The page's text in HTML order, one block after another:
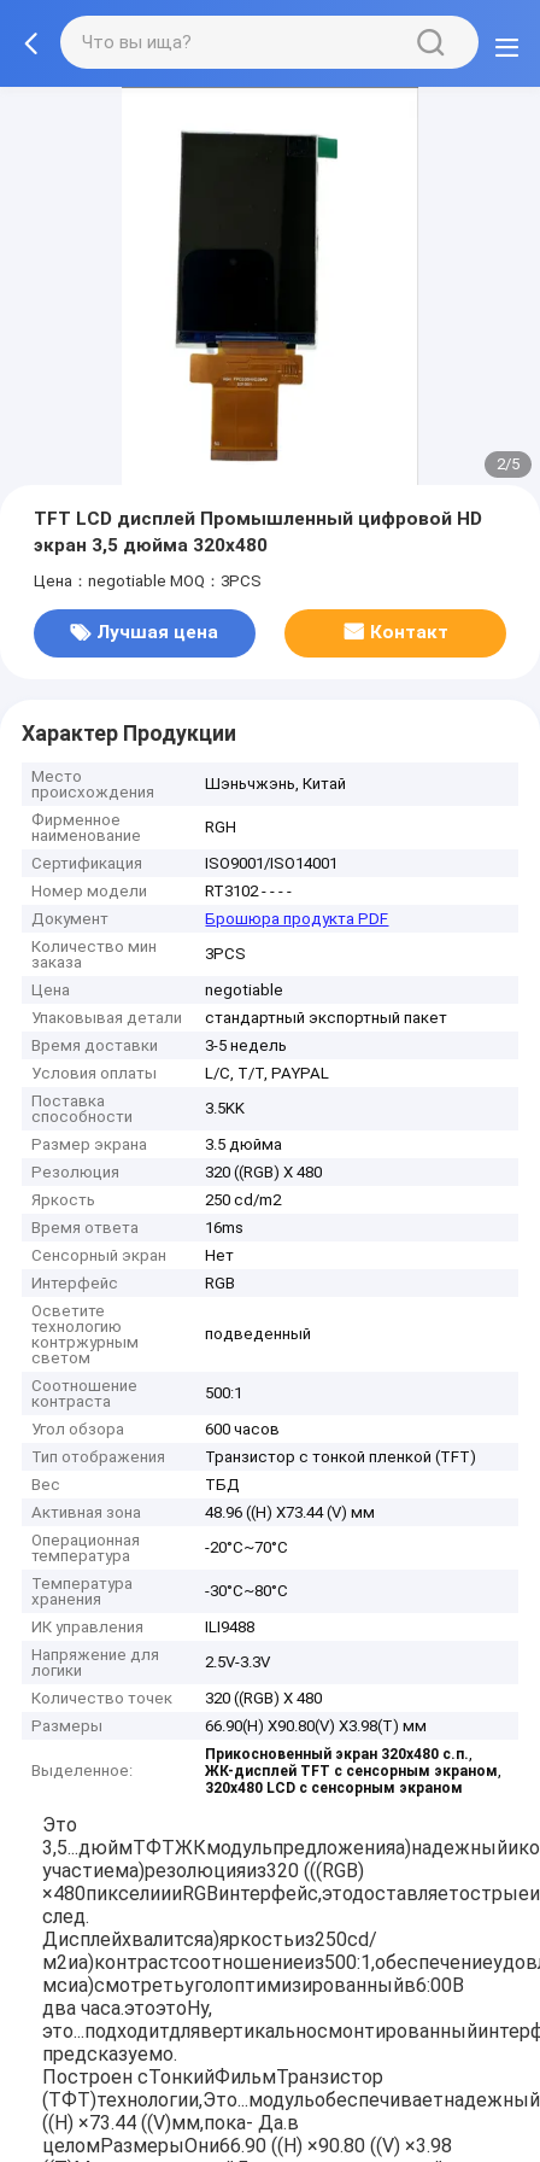
2/5
TFT LCD дисплей Промышленный цифровой HD
экран 3,5 дюйма 320x480
Цена：negotiable MOQ：3PCS
Лучшая цена Контакт
Характер Продукции
Место
происхождения
Шэньчжэнь, Китай
Фирменное
наименование
RGH
Сертификация
ISO9001/ISO14001
Номер модели
RT3102 - - - -
Документ
Брошюра продукта PDF
Количество мин
заказа
3PCS
Цена
negotiable
Упаковывая детали
стандартный экспортный пакет
Время доставки
3-5 недель
Условия оплаты
L/C, T/T, PAYPAL
Поставка
способности
3.5KK
Размер экрана
3.5 дюйма
Резолюция
320 ((RGB) X 480
Яркость
250 cd/m2
Время ответа
16ms
Сенсорный экран
Нет
Интерфейс
RGB
Осветите
технологию
контржурным
светом
подведенный
Соотношение
контраста
500:1
Угол обзора
600 часов
Тип отображения
Транзистор с тонкой пленкой (TFT)
Вес
ТБД
Активная зона
48.96 ((H) X73.44 (V) мм
Операционная
температура
-20°C~70°C
Температура
хранения
-30°C~80°C
ИК управления
ILI9488
Напряжение для
логики
2.5V-3.3V
Количество точек
320 ((RGB) X 480
Размеры
66.90(H) X90.80(V) X3.98(T) мм
Выделенное:
Прикосновенный экран 320x480 с.п.,
ЖК-дисплей TFT с сенсорным экраном,
320x480 LCD с сенсорным экраном
Это
3,5...дюймТФТЖКмодульпредложенияа)надежныйи
участиема)резолюцияиз320 (((RGB)
×480пикселиииRGBинтерфейс,этодоставляетострыеи
след.
Дисплейхвалитсяа)яркостьиз250cd/
м2иа)контрастсоотношениеиз500:1,обеспечение
мсиа)смотретьуголоптимизированныйв6:00В
два часа.этоэтоНу,
это...подходитдлявертикальносмонтированный
предсказуемо.
Построен сТонкийФильмТранзистор
(ТФТ)технологии,Это...модульобеспечиваетнадежный
((H) ×73.44 ((V)мм,пока- Да.в
целомРазмерыОни66.90 ((H) ×90.80 ((V) ×3.98